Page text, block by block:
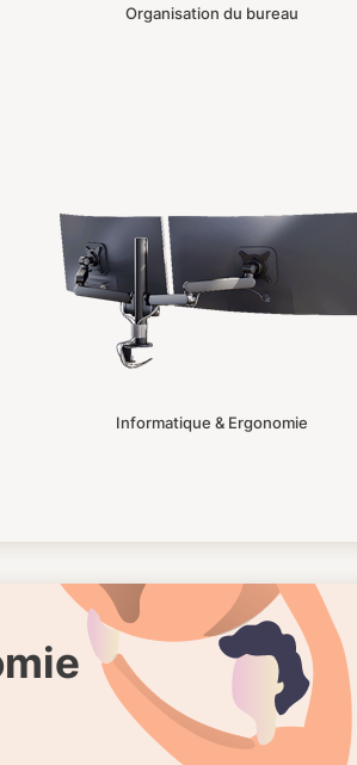
Organisation du bureau
Informatique & Ergonomie